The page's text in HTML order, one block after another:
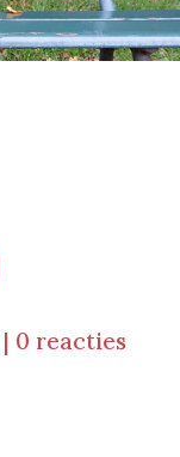
| 0 reacties